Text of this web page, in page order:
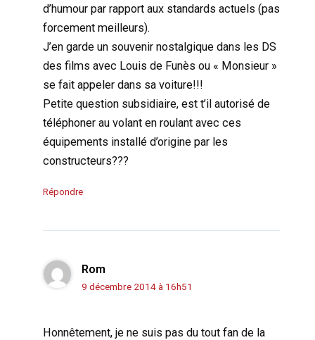
d’humour par rapport aux standards actuels (pas
forcement meilleurs).
J’en garde un souvenir nostalgique dans les DS
des films avec Louis de Funès ou « Monsieur »
se fait appeler dans sa voiture!!!
Petite question subsidiaire, est t’il autorisé de
téléphoner au volant en roulant avec ces
équipements installé d’origine par les
constructeurs???
Répondre
Rom
9 décembre 2014 à 16h51
Honnêtement, je ne suis pas du tout fan de la